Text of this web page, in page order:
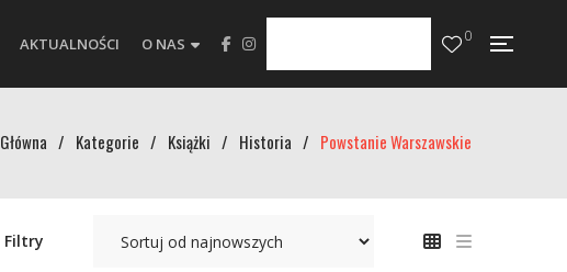
AKTUALNOŚCI O NAS 0
Główna / Kategorie / Książki / Historia / Powstanie Warszawskie
Filtry